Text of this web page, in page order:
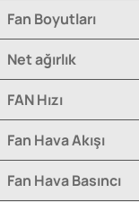
Fan Boyutları
Net ağırlık
FAN Hızı
Fan Hava Akışı
Fan Hava Basıncı